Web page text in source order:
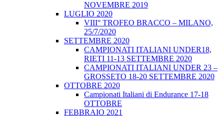
NOVEMBRE 2019
LUGLIO 2020
VIII° TROFEO BRACCO – MILANO,
25/7/2020
SETTEMBRE 2020
CAMPIONATI ITALIANI UNDER18,
RIETI 11-13 SETTEMBRE 2020
CAMPIONATI ITALIANI UNDER 23 –
GROSSETO 18-20 SETTEMBRE 2020
OTTOBRE 2020
Campionati Italiani di Endurance 17-18
OTTOBRE
FEBBRAIO 2021